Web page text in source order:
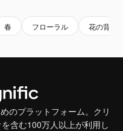
春 フローラル 花の背景
のプラットフォーム。クリ
含む100万人以上が利用し